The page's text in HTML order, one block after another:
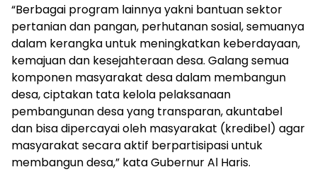
“Berbagai program lainnya yakni bantuan sektor
pertanian dan pangan, perhutanan sosial, semuanya
dalam kerangka untuk meningkatkan keberdayaan,
kemajuan dan kesejahteraan desa. Galang semua
komponen masyarakat desa dalam membangun
desa, ciptakan tata kelola pelaksanaan
pembangunan desa yang transparan, akuntabel
dan bisa dipercayai oleh masyarakat (kredibel) agar
masyarakat secara aktif berpartisipasi untuk
membangun desa,” kata Gubernur Al Haris.